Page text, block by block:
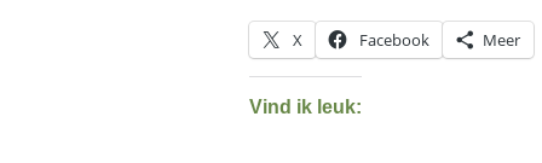
X Facebook Meer
Vind ik leuk: